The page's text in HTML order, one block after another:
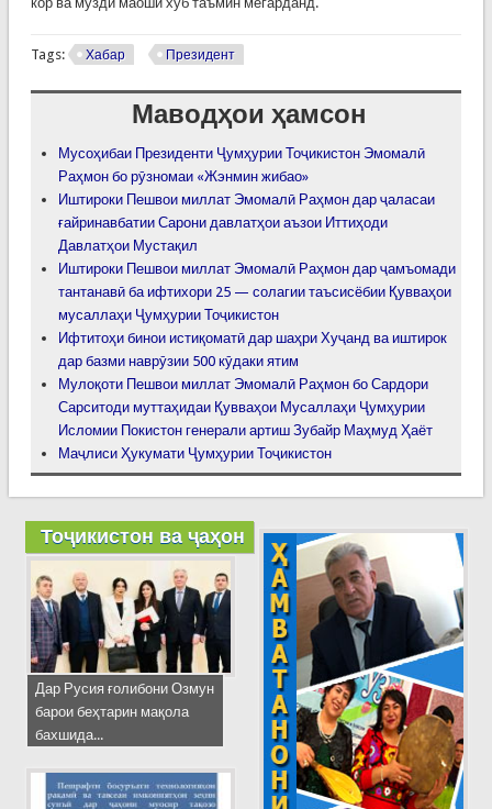
Tags: Хабар Президент
Маводҳои ҳамсон
Мусоҳибаи Президенти Ҷумҳурии Тоҷикистон Эмомалӣ
Раҳмон бо рӯзномаи «Жэнмин жибао»
Иштироки Пешвои миллат Эмомалӣ Раҳмон дар ҷаласаи
ғайринавбатии Сарони давлатҳои аъзои Иттиҳоди
Давлатҳои Мустақил
Иштироки Пешвои миллат Эмомалӣ Раҳмон дар ҷамъомади
тантанавӣ ба ифтихори 25 — солагии таъсисёбии Қувваҳои
мусаллаҳи Ҷумҳурии Тоҷикистон
Ифтитоҳи бинои истиқоматӣ дар шаҳри Хуҷанд ва иштирок
дар базми наврӯзии 500 кӯдаки ятим
Мулоқоти Пешвои миллат Эмомалӣ Раҳмон бо Сардори
Сарситоди муттаҳидаи Қувваҳои Мусаллаҳи Ҷумҳурии
Исломии Покистон генерали артиш Зубайр Маҳмуд Ҳаёт
Маҷлиси Ҳукумати Ҷумҳурии Тоҷикистон
Тоҷикистон ва ҷаҳон
Дар Русия ғолибони Озмун
барои беҳтарин мақола
бахшида...